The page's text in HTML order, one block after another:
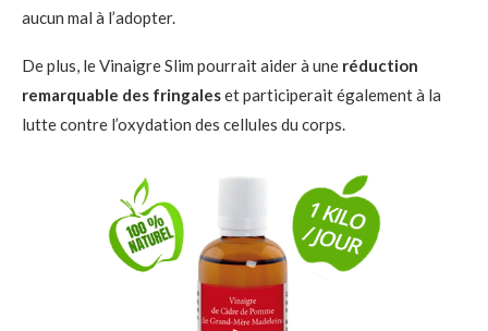
aucun mal à l’adopter.
De plus, le Vinaigre Slim pourrait aider à une réduction
remarquable des fringaleset participerait également à la
lutte contre l’oxydation des cellules du corps.